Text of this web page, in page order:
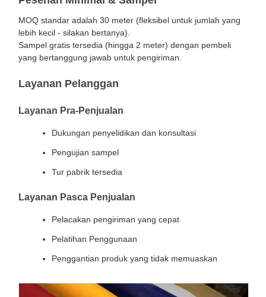
MOQ standar adalah 30 meter (fleksibel untuk jumlah yang
lebih kecil - silakan bertanya).
Sampel gratis tersedia (hingga 2 meter) dengan pembeli
yang bertanggung jawab untuk pengiriman.
Layanan Pelanggan
Layanan Pra-Penjualan
Dukungan penyelidikan dan konsultasi
Pengujian sampel
Tur pabrik tersedia
Layanan Pasca Penjualan
Pelacakan pengiriman yang cepat
Pelatihan Penggunaan
Penggantian produk yang tidak memuaskan